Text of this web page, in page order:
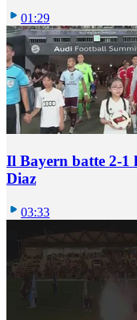
01:29
Il Bayern batte 2-
Diaz
03:33